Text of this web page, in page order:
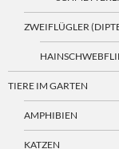
ZWEIFLÜGLER
TIERE IM GARTEN
AMPHIBIEN
KATZEN